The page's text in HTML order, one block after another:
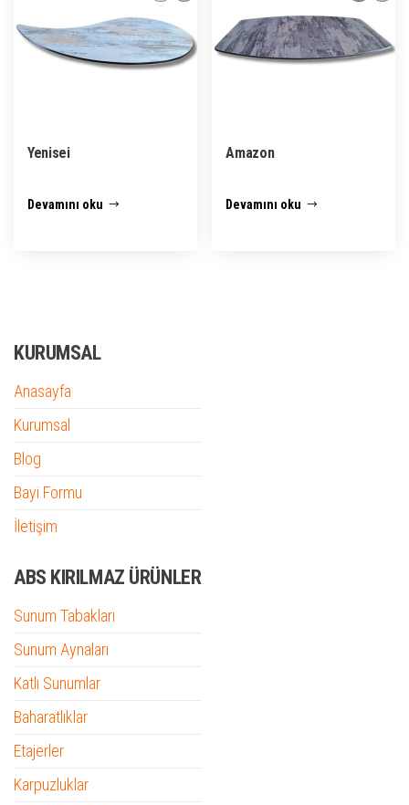
Yenisei
Devamını oku
Amazon
Devamını oku
KURUMSAL
Anasayfa
Kurumsal
Blog
Bayi Formu
İletişim
ABS KIRILMAZ ÜRÜNLER
Sunum Tabakları
Sunum Aynaları
Katlı Sunumlar
Baharatlıklar
Etajerler
Karpuzluklar